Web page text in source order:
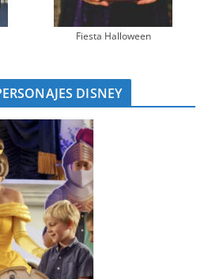
Fiesta Halloween
DISNEY